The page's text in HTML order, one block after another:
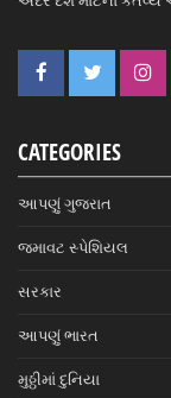
CATEGORIES
આપણું ગુજરાત
જમાવટ સ્પેશિયલ
સરકાર
આપણું ભારત
મુઠ્ઠીમાં દુનિયા